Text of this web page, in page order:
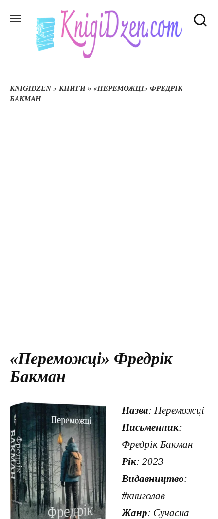
до
KNIGIDZEN» КНИГИ » «ПЕРЕМОЖЦІ» ФРЕДРІК
БАКМАН
«Переможці» Фредрік
Бакман
Назва: Переможці
Письменник:
Фредрік Бакман
Рік: 2023
Видавництво:
#книголав
Жанр: Сучасна